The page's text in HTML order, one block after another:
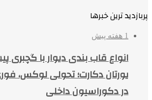
پربازدید ترین خبرها
1 هفته پیش
انواع قاب بندی دیوار با گچبری
یورتان دکارت؛ تحولی لوکس،
در دکوراسیون داخلی